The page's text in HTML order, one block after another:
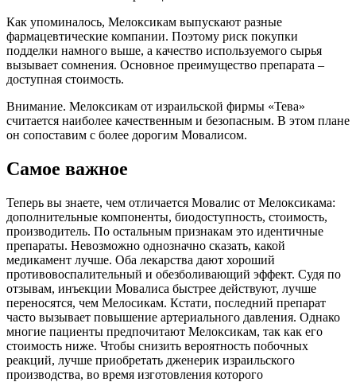
Как упоминалось, Мелоксикам выпускают разные
фармацевтические компании. Поэтому риск покупки
подделки намного выше, а качество используемого сырья
вызывает сомнения. Основное преимущество препарата –
доступная стоимость.
Внимание. Мелоксикам от израильской фирмы «Тева»
считается наиболее качественным и безопасным. В этом плане
он сопоставим с более дорогим Мовалисом.
Самое важное
Теперь вы знаете, чем отличается Мовалис от Мелоксикама:
дополнительные компоненты, биодоступность, стоимость,
производитель. По остальным признакам это идентичные
препараты. Невозможно однозначно сказать, какой
медикамент лучше. Оба лекарства дают хороший
противовоспалительный и обезболивающий эффект. Судя по
отзывам, инъекции Мовалиса быстрее действуют, лучше
переносятся, чем Мелосикам. Кстати, последний препарат
часто вызывает повышение артериального давления. Однако
многие пациенты предпочитают Мелоксикам, так как его
стоимость ниже. Чтобы снизить вероятность побочных
реакций, лучше приобретать дженерик израильского
производства, во время изготовления которого